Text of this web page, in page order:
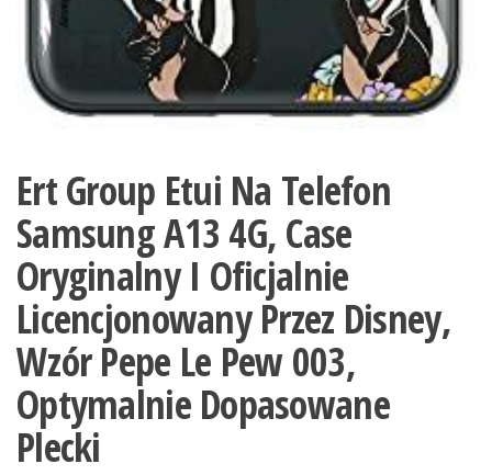
Ert Group Etui Na Telefon
Samsung A13 4G, Case
Oryginalny I Oficjalnie
Licencjonowany Przez Disney,
Wzór Pepe Le Pew 003,
Optymalnie Dopasowane
Plecki